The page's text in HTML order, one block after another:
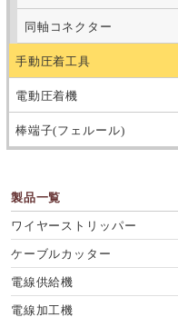
同軸コネクター
手動圧着工具
電動圧着機
棒端子(フェルール)
製品一覧
ワイヤーストリッパー
ケーブルカッター
電線供給機
電線加工機